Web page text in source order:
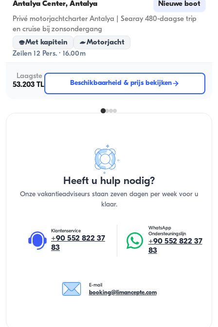
Antalya Center, Antalya Nieuwe boot
Privé motorjachtcharter Antalya | Searay 480-daagse trip
en cruise bij zonsondergang
Met kapitein
Motorjacht
Zeilen 12 Pers. · 16.00m
Laagste
53.203 TL
Beschikbaarheid & prijs bekijken
Heeft u hulp nodig?
Onze vakantieadviseurs staan zeven dagen per week voor u
klaar.
Klantenservice
+90 552 822 37
83
WhatsApp
Ondersteuningslijn
+90 552 822 37
83
E-mail
booking@limancepte.com